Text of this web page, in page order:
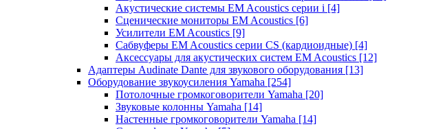
Акустические системы EM Acoustics серии i [4]
Сценические мониторы EM Acoustics [6]
Усилители EM Acoustics [9]
Сабвуферы EM Acoustics серии CS (кардиоидные) [4]
Аксессуары для акустических систем EM Acoustics [12]
Адаптеры Audinate Dante для звукового оборудования [13]
Оборудование звукоусиления Yamaha [254]
Потолочные громкоговорители Yamaha [20]
Звуковые колонны Yamaha [14]
Настенные громкоговорители Yamaha [14]